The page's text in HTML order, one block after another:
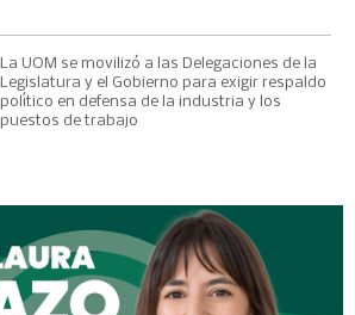
La UOM se movilizó a las Delegaciones de la
Legislatura y el Gobierno para exigir respaldo
político en defensa de la industria y los
puestos de trabajo